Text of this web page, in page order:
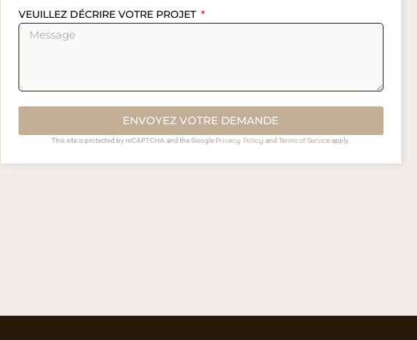
VEUILLEZ DÉCRIRE VOTRE PROJET
ENVOYEZ VOTRE DEMANDE
This site is protected by reCAPTCHA and the Google Privacy Policy andTerms of Serviceapply.